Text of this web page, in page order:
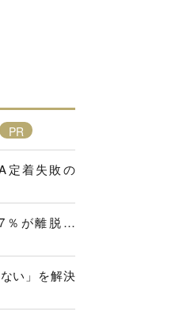
定着失敗の
％が離脱…
い」を解決